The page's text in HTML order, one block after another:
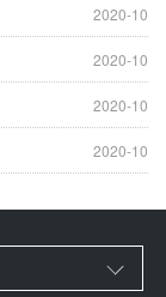
2020-10
2020-10
2020-10
2020-10